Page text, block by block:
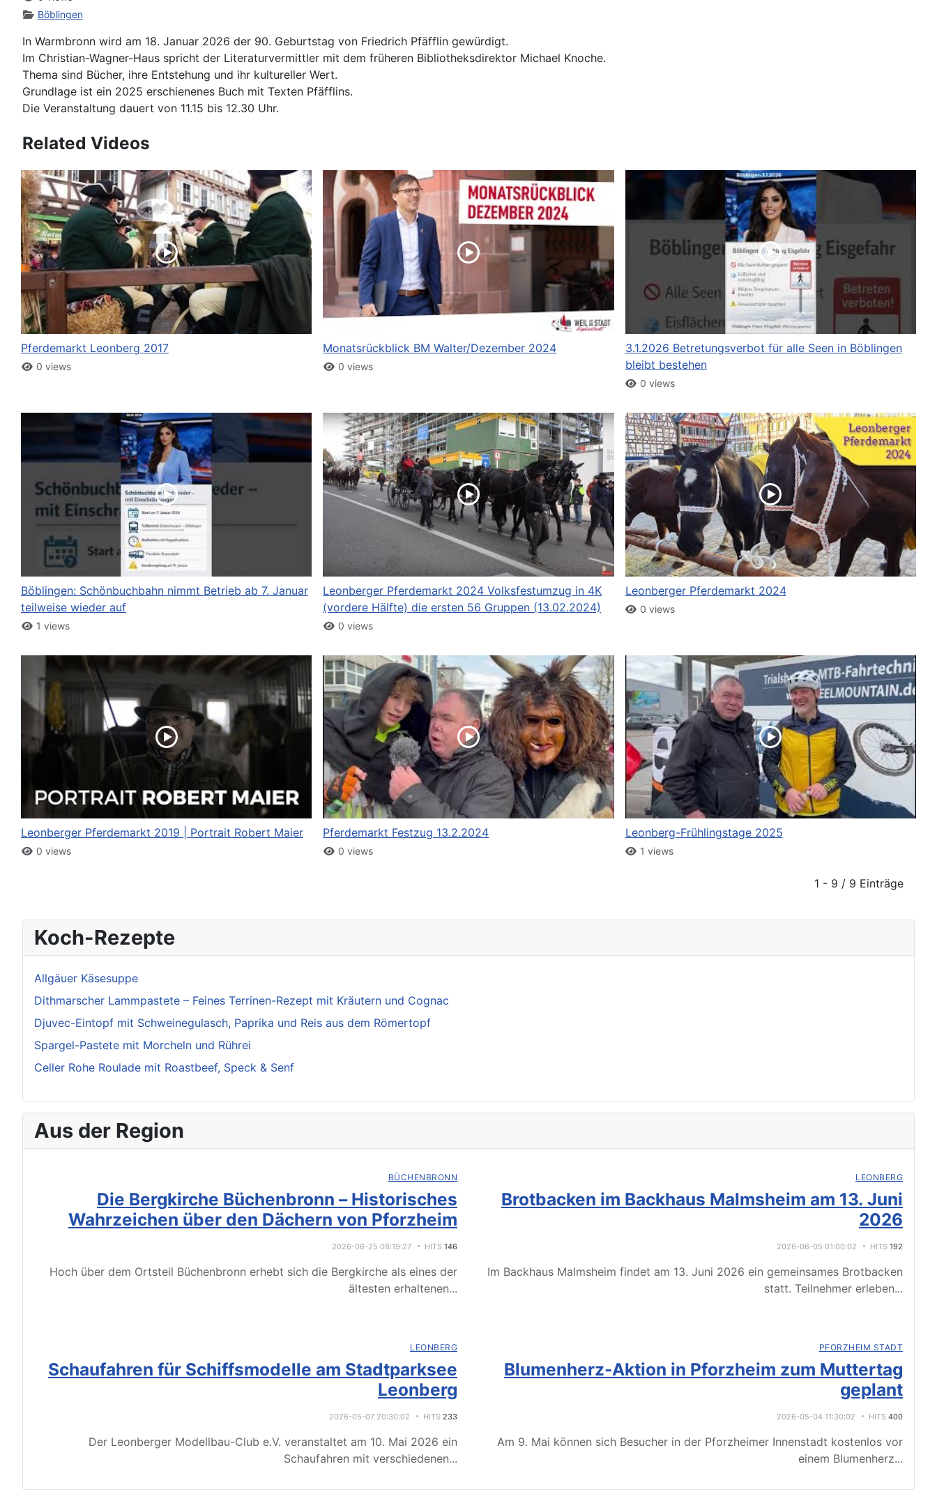
Böblingen
In Warmbronn wird am 18. Januar 2026 der 90. Geburtstag von Friedrich Pfäfflin gewürdigt.
Im Christian-Wagner-Haus spricht der Literaturvermittler mit dem früheren Bibliotheksdirektor Michael Knoche.
Thema sind Bücher, ihre Entstehung und ihr kultureller Wert.
Grundlage ist ein 2025 erschienenes Buch mit Texten Pfäfflins.
Die Veranstaltung dauert von 11.15 bis 12.30 Uhr.
Related Videos
Pferdemarkt Leonberg 2017
0 views
Monatsrückblick BM Walter/Dezember 2024
0 views
3.1.2026 Betretungsverbot für alle Seen in Böblingen
bleibt bestehen
0 views
Böblingen: Schönbuchbahn nimmt Betrieb ab 7. Januar
teilweise wieder auf
1 views
Leonberger Pferdemarkt 2024 Volksfestumzug in 4K
(vordere Hälfte) die ersten 56 Gruppen (13.02.2024)
0 views
Leonberger Pferdemarkt 2024
0 views
Leonberger Pferdemarkt 2019 | Portrait Robert Maier
0 views
Pferdemarkt Festzug 13.2.2024
0 views
Leonberg-Frühlingstage 2025
1 views
1 - 9 / 9 Einträge
Koch-Rezepte
Allgäuer Käsesuppe
Dithmarscher Lammpastete – Feines Terrinen-Rezept mit Kräutern und Cognac
Djuvec-Eintopf mit Schweinegulasch, Paprika und Reis aus dem Römertopf
Spargel-Pastete mit Morcheln und Rührei
Celler Rohe Roulade mit Roastbeef, Speck & Senf
Aus der Region
BÜCHENBRONN
Die Bergkirche Büchenbronn – Historisches
Wahrzeichen über den Dächern von Pforzheim
2026-06-25 08:19:27 HITS 146
Hoch über dem Ortsteil Büchenbronn erhebt sich die Bergkirche als eines der
ältesten erhaltenen...
LEONBERG
Brotbacken im Backhaus Malmsheim am 13. Juni
2026
2026-06-05 01:00:02 HITS 192
Im Backhaus Malmsheim findet am 13. Juni 2026 ein gemeinsames Brotbacken
statt. Teilnehmer erleben...
LEONBERG
Schaufahren für Schiffsmodelle am Stadtparksee
Leonberg
2026-05-07 20:30:02 HITS 233
Der Leonberger Modellbau-Club e.V. veranstaltet am 10. Mai 2026 ein
Schaufahren mit verschiedenen...
PFORZHEIM STADT
Blumenherz-Aktion in Pforzheim zum Muttertag
geplant
2026-05-04 11:30:02 HITS 400
Am 9. Mai können sich Besucher in der Pforzheimer Innenstadt kostenlos vor
einem Blumenherz...